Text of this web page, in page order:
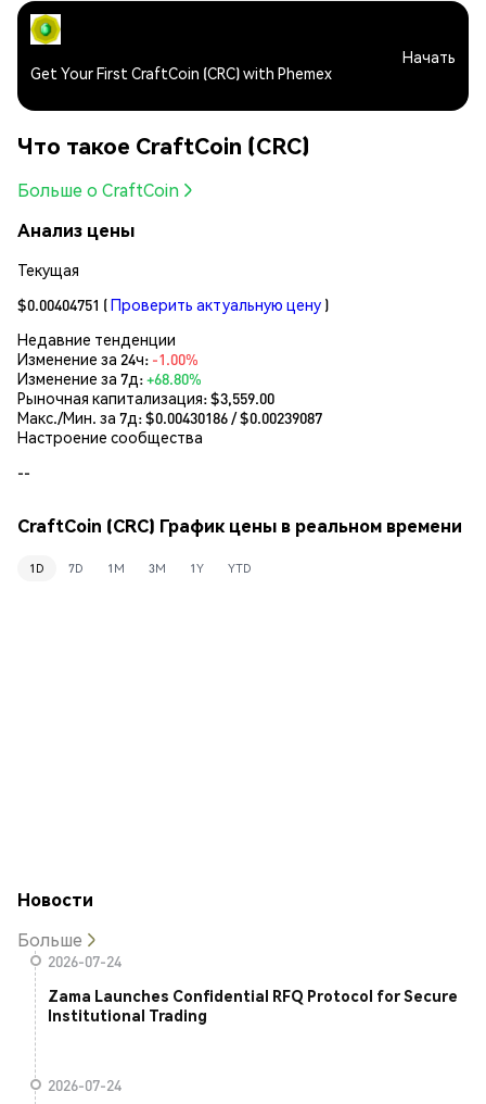
Get Your First CraftCoin (CRC) with Phemex
Начать
Что такое CraftCoin (CRC)
Больше о CraftCoin
Анализ цены
Текущая
$0.00404751 (Проверить актуальную цену )
Недавние тенденции
Изменение за 24ч: -1.00%
Изменение за 7д:+68.80%
Рыночная капитализация:$3,559.00
Макс./Мин. за 7д: $0.00430186/ $0.00239087
Настроение сообщества
--
CraftCoin (CRC) График цены в реальном времени
1D 7D 1M 3M 1Y YTD
Новости
Больше
2026-07-24
Zama Launches Confidential RFQ Protocol for Secure
Institutional Trading
2026-07-24